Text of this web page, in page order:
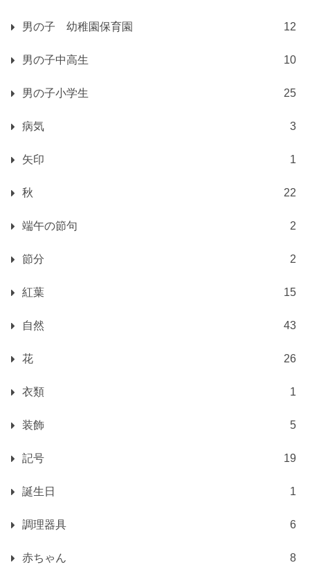
男の子 幼稚園保育園 12
男の子中高生 10
男の子小学生 25
病気 3
矢印 1
秋 22
端午の節句 2
節分 2
紅葉 15
自然 43
花 26
衣類 1
装飾 5
記号 19
誕生日 1
調理器具 6
赤ちゃん 8